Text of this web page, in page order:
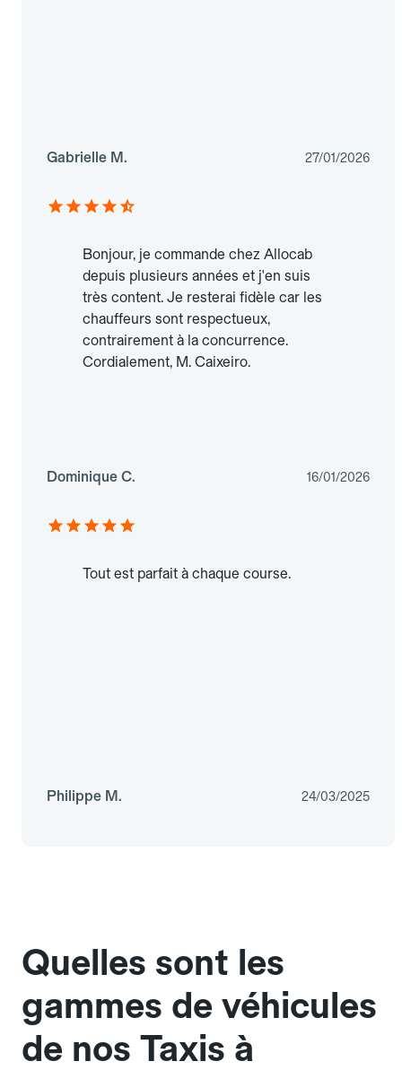
Gabrielle M. 27/01/2026
Bonjour, je commande chez Allocab
depuis plusieurs années et j'en suis
très content. Je resterai fidèle car les
chauffeurs sont respectueux,
contrairement à la concurrence.
Cordialement, M. Caixeiro.
Dominique C. 16/01/2026
Tout est parfait à chaque course.
Philippe M. 24/03/2025
Quelles sont les
gammes de véhicules
de nos Taxis à